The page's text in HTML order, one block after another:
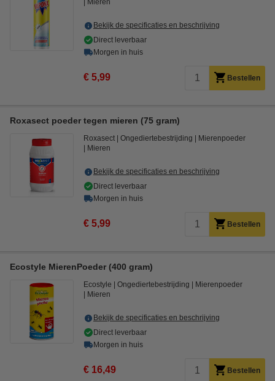
Mieren
Bekijk de specificaties en beschrijving
Direct leverbaar
Morgen in huis
€ 5,99 Bestellen
Roxasect poeder tegen mieren (75 gram)
Roxasect Ongediertebestrijding
Mierenpoeder
Mieren
Bekijk de specificaties en beschrijving
Direct leverbaar
Morgen in huis
€ 5,99 Bestellen
Ecostyle MierenPoeder (400 gram)
Ecostyle Ongediertebestrijding
Mierenpoeder
Mieren
Bekijk de specificaties en beschrijving
Direct leverbaar
Morgen in huis
€ 16,49 Bestellen